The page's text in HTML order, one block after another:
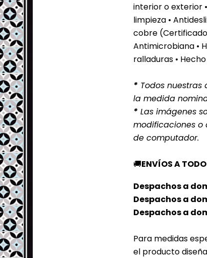
interior o exterior
limpieza •
cobre (Certificado
Antimicrobiana •
ralladuras •
* Todos
la medida
* Las imágenes
modificaciones o
de computador.
🚚ENVÍOS A
Despachos a
Despachos a
Despachos a
Para medidas
el producto